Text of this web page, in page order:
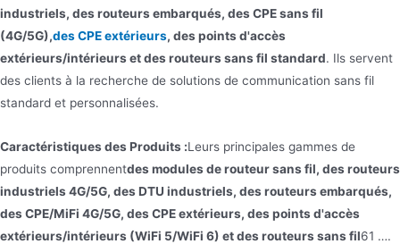
industriels, des routeurs embarqués, des CPE sans fil
(4G/5G),des CPE extérieurs, des points d'accès
extérieurs/intérieurs et des routeurs sans fil standard. Ils servent
des clients à la recherche de solutions de communication sans fil
standard et personnalisées.
Caractéristiques des Produits :Leurs principales gammes de
produits comprennentdes modules de routeur sans fil, des routeurs
industriels 4G/5G, des DTU industriels, des routeurs embarqués,
des CPE/MiFi 4G/5G, des CPE extérieurs, des points d'accès
extérieurs/intérieurs (WiFi 5/WiFi 6) et des routeurs sans fil61 ….